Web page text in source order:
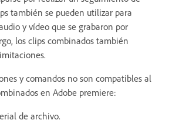
también se pueden utilizar para
y vídeo que se grabaron por
los clips combinados también
y comandos no son compatibles al
en Adobe premiere:
de archivo.